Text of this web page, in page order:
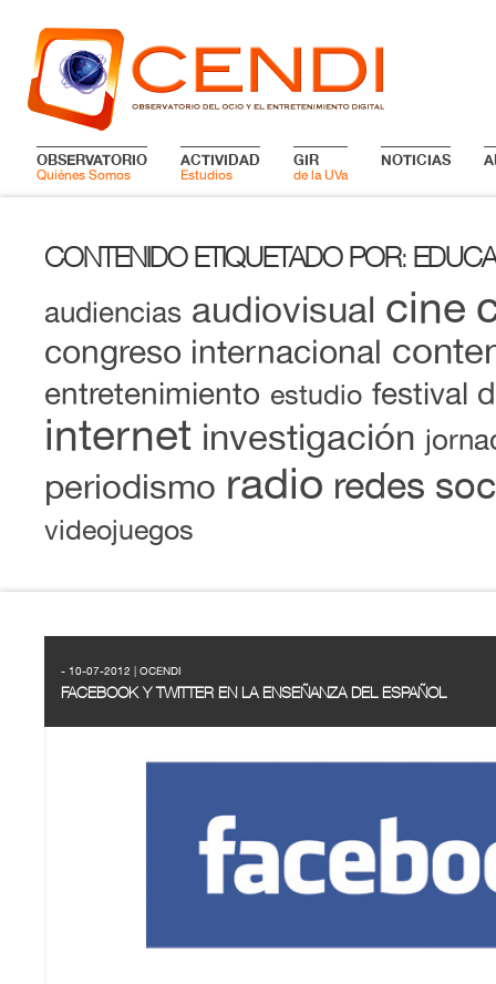
OBSERVATORIO
Quiénes Somos
ACTIVIDAD
Estudios
GIR
de la UVa
NOTICIAS
CONTENIDO ETIQUETADO POR:
audiencias audiovisual cine
congreso internacional
entretenimiento estudio festival
internet investigación
periodismo radio redes
videojuegos
- 10-07-2012 | OCENDI
FACEBOOK Y TWITTER EN LA ENSEÑANZA DEL ESPAÑOL